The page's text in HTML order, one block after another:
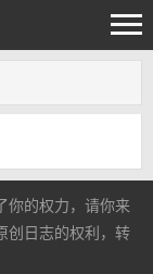
你的权力，请你来
创日志的权利，转